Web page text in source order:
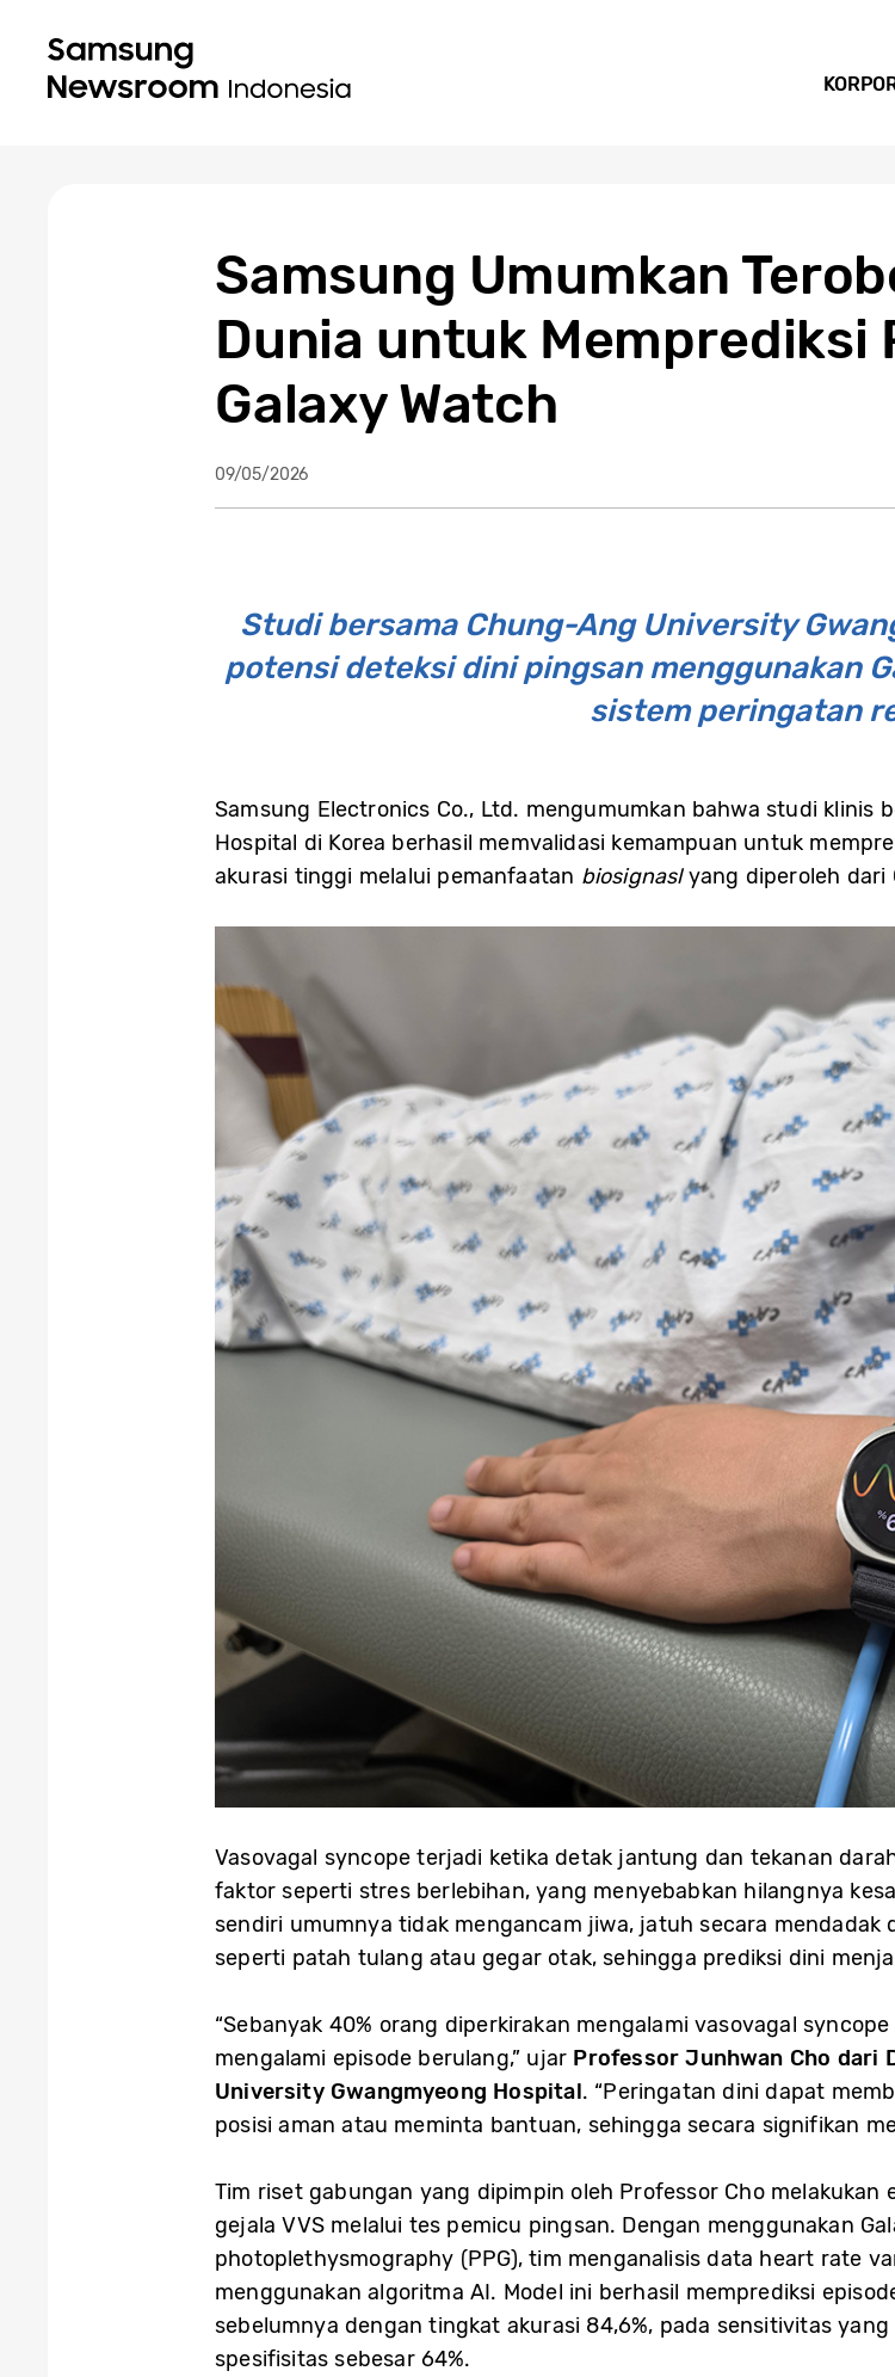
Samsung Umumkan
Dunia untuk Memprediksi
Galaxy Watch
09/05/2026
Studi bersama Chung-Ang University
potensi deteksi dini pingsan menggunakan
sistem peringatan
Samsung Electronics Co., Ltd. mengumumkan bahwa studi klinis
Hospital di Korea berhasil memvalidasi kemampuan untuk
akurasi tinggi melalui pemanfaatan biosignaslyang diperoleh dari
Vasovagal syncope terjadi ketika detak jantung dan tekanan
faktor seperti stres berlebihan, yang menyebabkan hilangnya
sendiri umumnya tidak mengancam jiwa, jatuh secara
seperti patah tulang atau gegar otak, sehingga prediksi dini
“Sebanyak 40% orang diperkirakan mengalami vasovagal
mengalami episode berulang,” ujar Professor Junhwan Cho dari
University Gwangmyeong Hospital. “Peringatan dini dapat
posisi aman atau meminta bantuan, sehingga secara signifikan
Tim riset gabungan yang dipimpin oleh Professor Cho
gejala VVS melalui tes pemicu pingsan. Dengan menggunakan
photoplethysmography (PPG), tim menganalisis data heart rate
menggunakan algoritma AI. Model ini berhasil memprediksi
sebelumnya dengan tingkat akurasi 84,6%, pada sensitivitas
spesifisitas sebesar 64%.